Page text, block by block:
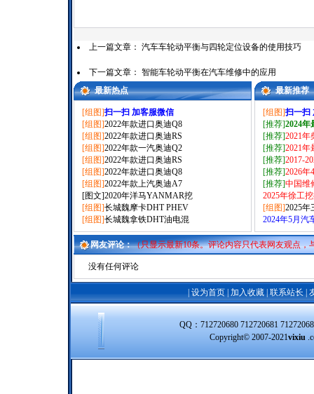
上一篇文章： 汽车车轮动平衡与四轮定位设备的使用技巧
下一篇文章： 智能车轮动平衡在汽车维修中的应用
最新热点
最新推荐
[组图]扫一扫 加客服微信
[组图]2022年款进口奥迪Q8
[组图]2022年款进口奥迪RS
[组图]2022年款一汽奥迪Q2
[组图]2022年款进口奥迪RS
[组图]2022年款进口奥迪Q8
[组图]2022年款上汽奥迪A7
[图文]2020年洋马YANMAR挖
[组图]长城魏摩卡DHT PHEV
[组图]长城魏拿铁DHT油电混
[组图]扫一扫
[推荐]2024年
[推荐]2021年
[推荐]2021年
[推荐]2017-
[推荐]2026年
[推荐]中国维
2025年徐工
[组图]2025年
2024年5月汽
网友评论：（只显示最新10条。评论内容只代表网友观点，
没有任何评论
设为首页| 加入收藏| 联系站长
QQ：712720680 712720681
Copyright© 2007-2021vixiu